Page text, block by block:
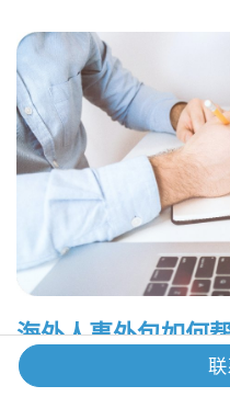
海外人事外包如何
2022-11-29 联